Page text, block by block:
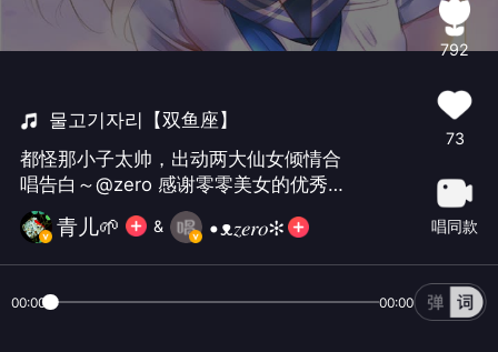
물고기자리【双鱼座】
都怪那小子太帅，出动两大仙女倾情合
唱告白～@zero 感谢零零美女的优秀韩
语领唱👍👍
青儿🌱 & •ᴥ𝑧𝑒𝑟𝑜✻
792
73
唱同款
00:00 00:00